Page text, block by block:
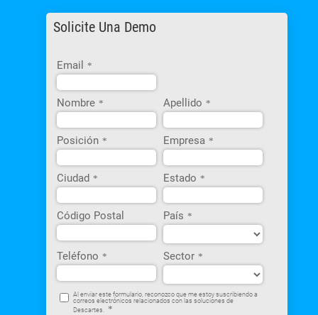
Solicite Una Demo
Email *
Nombre * Apellido *
Posición * Empresa *
Ciudad * Estado *
Código Postal País *
Teléfono * Sector *
Al enviar este formulario, reconozco que me estoy suscribiendo a
correos electrónicos relacionados con las soluciones de
Descartes.
*